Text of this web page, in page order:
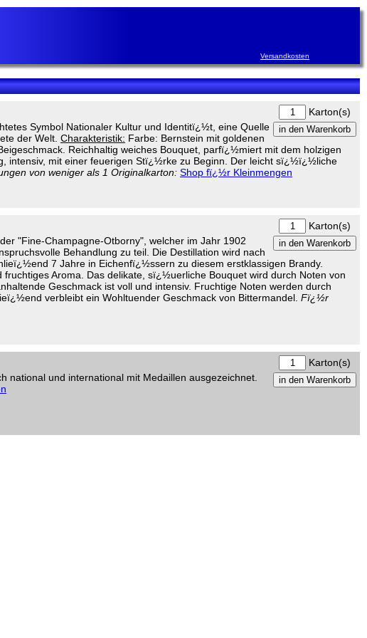
Versandkosten
Karton(s)
Symbol Nationaler Kultur und Identitï¿½t, eine Quelle
der Welt. Charakteristik: Farbe: Bernstein mit goldenen
Reichhaltig weiches Bouquet, parfï¿½miert mit dem holzigen
intensiv, mit einer feuerigen Stï¿½rke zu Beginn. Der leicht sï¿½ï¿½liche
von weniger als 1 Originalkarton: Shop fï¿½r Kleinmengen
Karton(s)
"Fine-Champagne-Otborny", welcher im Jahr 1902
Behandlung zu teil. Die Destillation wird nach
7 Jahre in Eichenfï¿½ssern zu diesem erstklassigen Brandy.
Aroma. Das delikate, sï¿½uerliche Bouquet wird durch Noten von
Geschmack ist voll und intensiv. Fruchtige Noten werden durch
verbleibt ein Wohltuender Geschmack von Bittermandel. Fï¿½r
Karton(s)
national und international mit Medaillen ausgezeichnet.